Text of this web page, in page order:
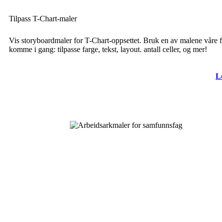
Tilpass T-Chart-maler
Vis storyboardmaler for T-Chart-oppsettet. Bruk en av malene våre
komme i gang: tilpasse farge, tekst, layout. antall celler, og mer!